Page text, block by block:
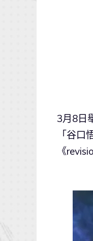
3月8日
「谷
《